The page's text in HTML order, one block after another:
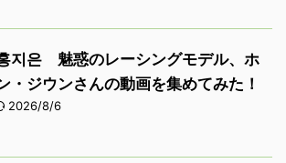
지은 魅惑のレーシングモデル、ホ
・ジウンさんの動画を集めてみた！
2026/8/6